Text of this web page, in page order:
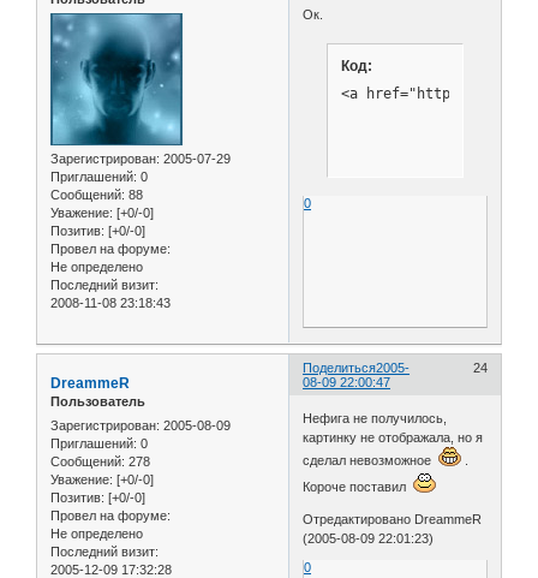
Зарегистрирован: 2005-07-29
Приглашений: 0
Сообщений: 88
Уважение: [+0/-0]
Позитив: [+0/-0]
Провел на форуме:
Не определено
Последний визит:
2008-11-08 23:18:43
Ок.
Код:
0
Поделиться 24
2005-
08-09 22:00:47
DreammeR
Пользователь
Зарегистрирован: 2005-08-09
Приглашений: 0
Сообщений: 278
Уважение: [+0/-0]
Позитив: [+0/-0]
Провел на форуме:
Не определено
Последний визит:
2005-12-09 17:32:28
Нефига не получилось,
картинку не отображала, но я
сделал невозможное
Короче поставил
Отредактировано DreammeR
(2005-08-09 22:01:23)
0